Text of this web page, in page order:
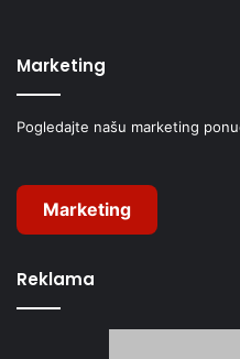
Marketing
Pogledajte našu marketing
Marketing
Reklama